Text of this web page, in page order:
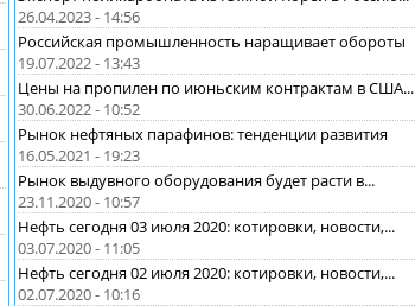
26.04.2023 - 14:56
Российская промышленность наращивает обороты
19.07.2022 - 13:43
Цены на пропилен по июньским контрактам в США...
30.06.2022 - 10:52
Рынок нефтяных парафинов: тенденции развития
16.05.2021 - 19:23
Рынок выдувного оборудования будет расти в...
23.11.2020 - 10:57
Нефть сегодня 03 июля 2020: котировки, новости,...
03.07.2020 - 11:05
Нефть сегодня 02 июля 2020: котировки, новости,...
02.07.2020 - 10:16